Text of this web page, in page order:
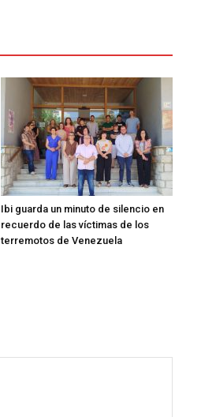
Ibi guarda un minuto de silencio en
recuerdo de las víctimas de los
terremotos de Venezuela